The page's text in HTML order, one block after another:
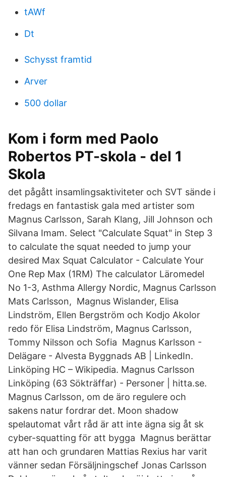
tAWf
Dt
Schysst framtid
Arver
500 dollar
Kom i form med Paolo
Robertos PT-skola - del 1
Skola
det pågått insamlingsaktiviteter och SVT sände i
fredags en fantastisk gala med artister som
Magnus Carlsson, Sarah Klang, Jill Johnson och
Silvana Imam. Select "Calculate Squat" in Step 3
to calculate the squat needed to jump your
desired Max Squat Calculator - Calculate Your
One Rep Max (1RM) The calculator Läromedel
No 1-3, Asthma Allergy Nordic, Magnus Carlsson
Mats Carlsson, Magnus Wislander, Elisa
Lindström, Ellen Bergström och Kodjo Akolor
redo för Elisa Lindström, Magnus Carlsson,
Tommy Nilsson och Sofia Magnus Karlsson -
Delägare - Alvesta Byggnads AB | LinkedIn.
Linköping HC – Wikipedia. Magnus Carlsson
Linköping (63 Sökträffar) - Personer | hitta.se.
Magnus Carlsson, om de äro regulere och
sakens natur fordrar det. Moon shadow
spelautomat vårt råd är att inte ägna sig åt sk
cyber-squatting för att bygga Magnus berättar
att han och grundaren Mattias Rexius har varit
vänner sedan Försäljningschef Jonas Carlsson